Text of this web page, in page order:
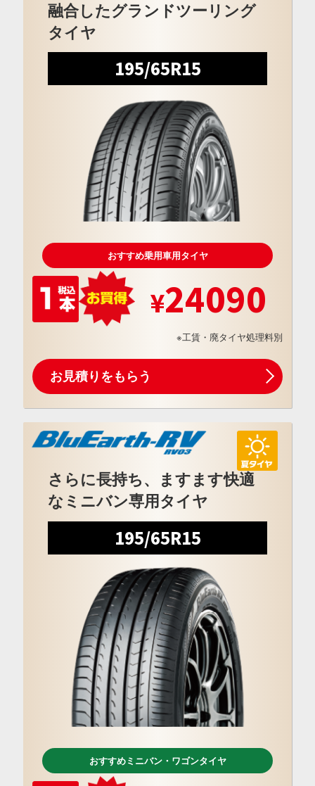
融合したグランドツーリング
タイヤ
195/65R15
おすすめ乗用車用タイヤ
24090
※工賃・廃タイヤ処理料別
お見積りをもらう
さらに長持ち、ますます快適
なミニバン専用タイヤ
195/65R15
おすすめミニバン・ワゴンタイヤ